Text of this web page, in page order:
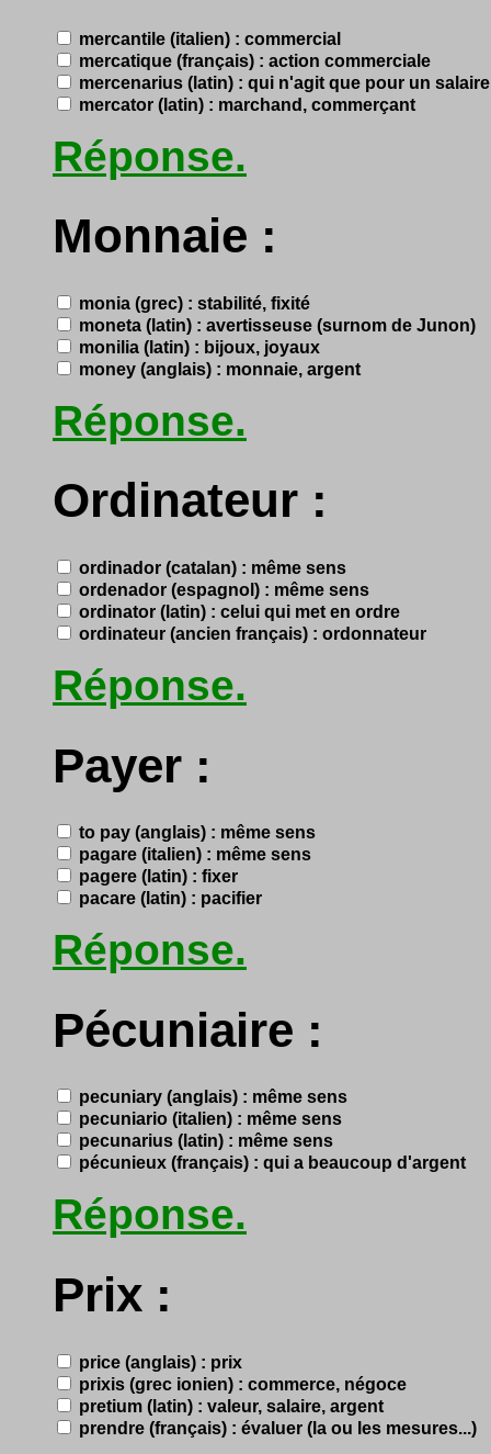
mercantile (italien) : commercial
mercatique (français) : action commerciale
mercenarius (latin) : qui n'agit que pour un salaire
mercator (latin) : marchand, commerçant
Réponse.
Monnaie :
monia (grec) : stabilité, fixité
moneta (latin) : avertisseuse (surnom de Junon)
monilia (latin) : bijoux, joyaux
money (anglais) : monnaie, argent
Réponse.
Ordinateur :
ordinador (catalan) : même sens
ordenador (espagnol) : même sens
ordinator (latin) : celui qui met en ordre
ordinateur (ancien français) : ordonnateur
Réponse.
Payer :
to pay (anglais) : même sens
pagare (italien) : même sens
pagere (latin) : fixer
pacare (latin) : pacifier
Réponse.
Pécuniaire :
pecuniary (anglais) : même sens
pecuniario (italien) : même sens
pecunarius (latin) : même sens
pécunieux (français) : qui a beaucoup d'argent
Réponse.
Prix :
price (anglais) : prix
prixis (grec ionien) : commerce, négoce
pretium (latin) : valeur, salaire, argent
prendre (français) : évaluer (la ou les mesures...)